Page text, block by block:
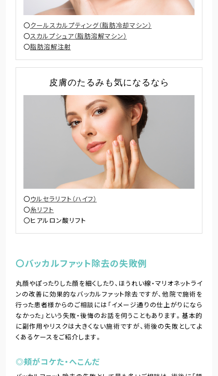
クールスカルプティング（脂肪冷却マシン）
スカルプシュア（脂肪溶解マシン）
脂肪溶解注射
皮膚のたるみも気になるなら
ウルセラリフト（ハイフ）
糸リフト
ヒアルロン酸リフト
〇バッカルファット除去の失敗例
丸顔やぽったりした顔を細くしたり、ほうれい線・マリオネットライ
ンの改善に効果的なバッカルファット除去ですが、他院で施術を
行った患者様からのご相談には「イメージ通りの仕上がりになら
なかった」という失敗・後悔のお話を伺うこともあります。基本的
に副作用やリスクは大きくない施術ですが、術後の失敗としてよ
くあるケースをご紹介します。
◎頬がコケた・へこんだ